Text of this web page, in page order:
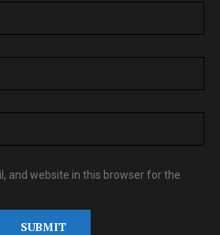
and website in this browser for the